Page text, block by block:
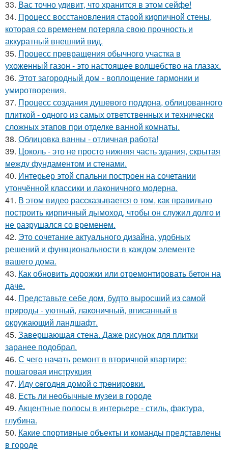
33. Вас точно удивит, что хранится в этом сейфе!
34. Процесс восстановления старой кирпичной стены,
которая со временем потеряла свою прочность и
аккуратный внешний вид.
35. Процесс превращения обычного участка в
ухоженный газон - это настоящее волшебство на глазах.
36. Этот загородный дом - воплощение гармонии и
умиротворения.
37. Процесс создания душевого поддона, облицованного
плиткой - одного из самых ответственных и технически
сложных этапов при отделке ванной комнаты.
38. Облицовка ванны - отличная работа!
39. Цоколь - это не просто нижняя часть здания, скрытая
между фундаментом и стенами.
40. Интерьер этой спальни построен на сочетании
утончённой классики и лаконичного модерна.
41. В этом видео рассказывается о том, как правильно
построить кирпичный дымоход, чтобы он служил долго и
не разрушался со временем.
42. Это сочетание актуального дизайна, удобных
решений и функциональности в каждом элементе
вашего дома.
43. Как обновить дорожки или отремонтировать бетон на
даче.
44. Представьте себе дом, будто выросший из самой
природы - уютный, лаконичный, вписанный в
окружающий ландшафт.
45. Завершающая стена. Даже рисунок для плитки
заранее подобрал.
46. С чего начать ремонт в вторичной квартире:
пошаговая инструкция
47. Иду ceгoдня дoмoй c тpeниpoвки.
48. Есть ли необычные музеи в городе
49. Акцентные полосы в интерьере - стиль, фактура,
глубина.
50. Какие спортивные объекты и команды представлены
в городе